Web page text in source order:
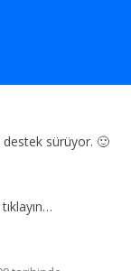
sürüyor. 🙂